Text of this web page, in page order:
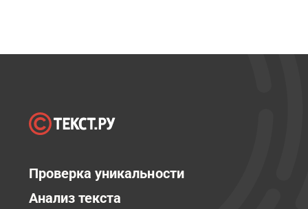
Проверка уникальности
Анализ текста